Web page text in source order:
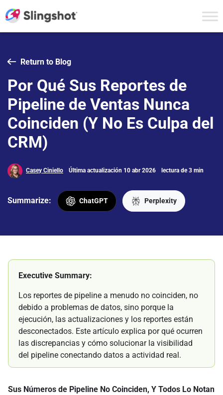
Return to Blog
Por Qué Sus Reportes de
Pipeline de Ventas Nunca
Coinciden (Y No Es Culpa del
CRM)
Casey Ciniello Última actualización 10 abr 2026 lectura de 3 min
Summarize: ChatGPT Perplexity
Executive Summary:
Los reportes de pipeline a menudo no coinciden, no
debido a problemas de datos, sino porque la
ejecución, las actualizaciones y los reportes están
desconectados. Este artículo explica por qué ocurren
las discrepancias y cómo solucionar la visibilidad
del pipeline conectando datos a actividad real.
Sus Números de Pipeline No Coinciden, Y Todos Lo Notan